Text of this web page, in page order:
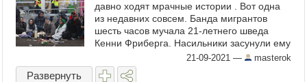
давно ходят мрачные истории . Вот одна
из недавних совсем. Банда мигрантов
шесть часов мучала 21-летнего шведа
Кенни Фриберга. Насильники засунули ему
в рот пистолет, а в задний проход бутылку
от ...
21-09-2021 — masterok
Развернуть